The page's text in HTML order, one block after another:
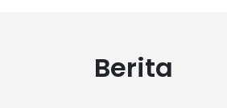
Berita